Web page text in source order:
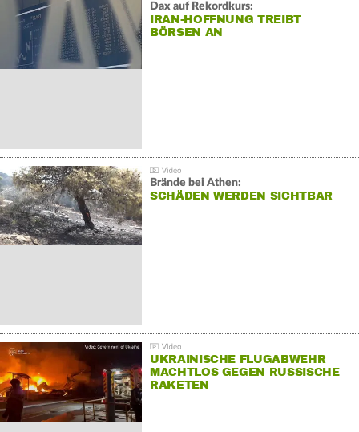
Dax auf Rekordkurs:
IRAN-HOFFNUNG TREIBT
BÖRSEN AN
Brände bei Athen:
SCHÄDEN WERDEN SICHTBAR
UKRAINISCHE FLUGABWEHR
MACHTLOS GEGEN RUSSISCHE
RAKETEN